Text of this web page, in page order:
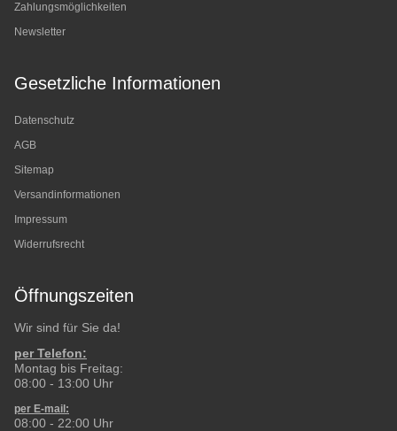
Zahlungsmöglichkeiten
Newsletter
Gesetzliche Informationen
Datenschutz
AGB
Sitemap
Versandinformationen
Impressum
Widerrufsrecht
Öffnungszeiten
Wir sind für Sie da!
per Telefon:
Montag bis Freitag:
08:00 - 13:00 Uhr
per E-mail:
08:00 - 22:00 Uhr